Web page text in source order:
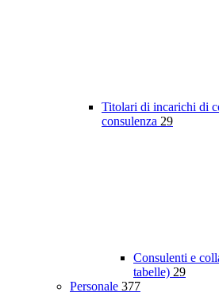
Titolari di incarichi di
consulenza 29
Consulenti e
tabelle) 29
Personale 377